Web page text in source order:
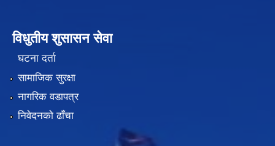
विधुतीय शुसासन सेवा
घटना दर्ता
सामाजिक सुरक्षा
नागरिक वडापत्र
निवेदनको ढाँचा